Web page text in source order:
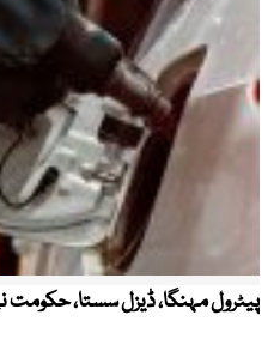
پیٹرول مہنگا، ڈیزل سستا، حکومت